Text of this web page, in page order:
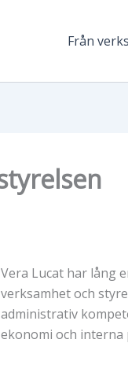
Från
Vera Lucat har lång
verksamhet och
administrativ
ekonomi och interna